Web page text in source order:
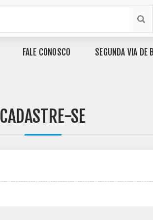
FALE CONOSCO SEGUNDA VIA DE
CADASTRE-SE